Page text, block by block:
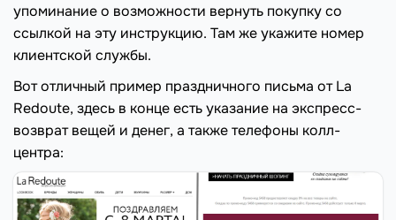
упоминание о возможности вернуть покупку со
ссылкой на эту инструкцию. Там же укажите номер
клиентской службы.
Вот отличный пример праздничного письма от La
Redoute, здесь в конце есть указание на экспресс-
возврат вещей и денег, а также телефоны колл-
центра: